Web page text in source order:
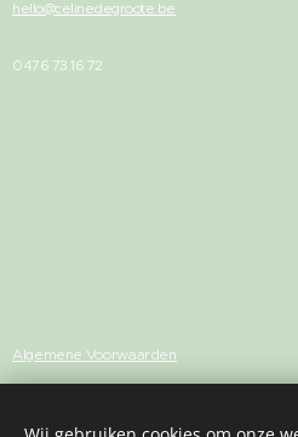
hello@celinedegroote.be
0476 73 16 72
Algemene Voorwaarden